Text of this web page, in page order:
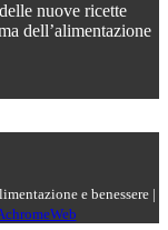
nuove ricette
dell’alimentazione
e benessere |